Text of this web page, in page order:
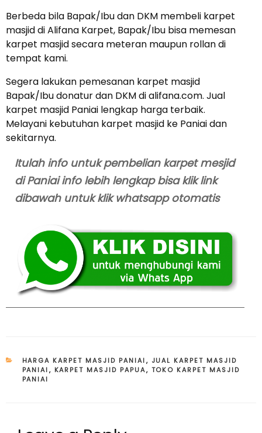
Berbeda bila Bapak/Ibu dan DKM membeli karpet
masjid di Alifana Karpet, Bapak/Ibu bisa memesan
karpet masjid secara meteran maupun rollan di
tempat kami.
Segera lakukan pemesanan karpet masjid
Bapak/Ibu donatur dan DKM di alifana.com. Jual
karpet masjid Paniai lengkap harga terbaik.
Melayani kebutuhan karpet masjid ke Paniai dan
sekitarnya.
Itulah info untuk pembelian karpet mesjid
di Paniai info lebih lengkap bisa klik link
dibawah untuk klik whatsapp otomatis
CATEGORIES
HARGA KARPET MASJID PANIAI, JUAL KARPET MASJID
PANIAI, KARPET MASJID PAPUA, TOKO KARPET MASJID
PANIAI